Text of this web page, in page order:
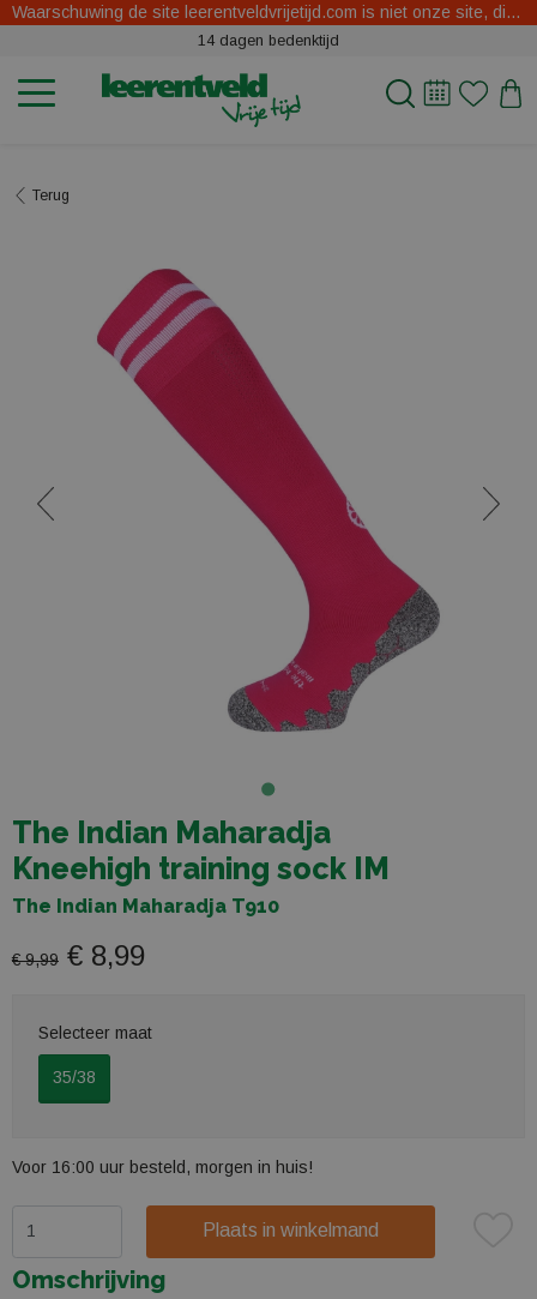
Waarschuwing de site leerentveldvrijetijd.com is niet onze site, dit zijn oplichters.
14 dagen bedenktijd
Terug
The Indian Maharadja
Kneehigh training sock IM
The Indian Maharadja T910
€ 9,99 € 8,99
Selecteer maat
35/38
Voor 16:00 uur besteld, morgen in huis!
Plaats in winkelmand
Omschrijving